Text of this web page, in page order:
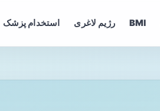
BMI رژیم لاغری استخدام پزشک